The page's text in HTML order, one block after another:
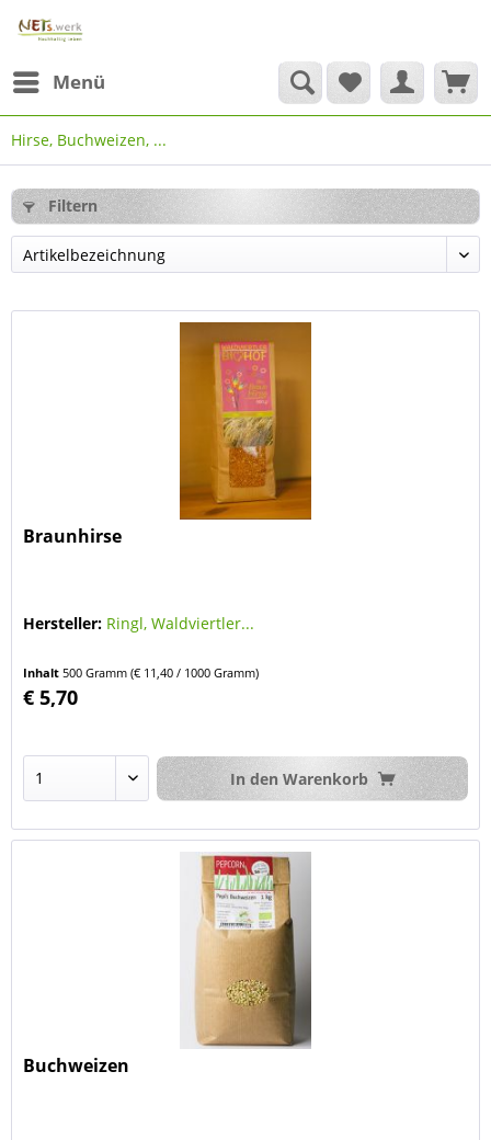
Menü
Hirse, Buchweizen, ...
Filtern
Braunhirse
Hersteller: Ringl, Waldviertler...
Inhalt500 Gramm(€ 11,40 / 1000 Gramm)
€ 5,70
In den Warenkorb
Buchweizen